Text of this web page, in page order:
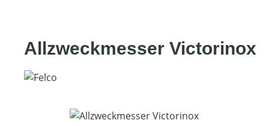
Allzweckmesser Victorinox
Bildergalerie überspringen